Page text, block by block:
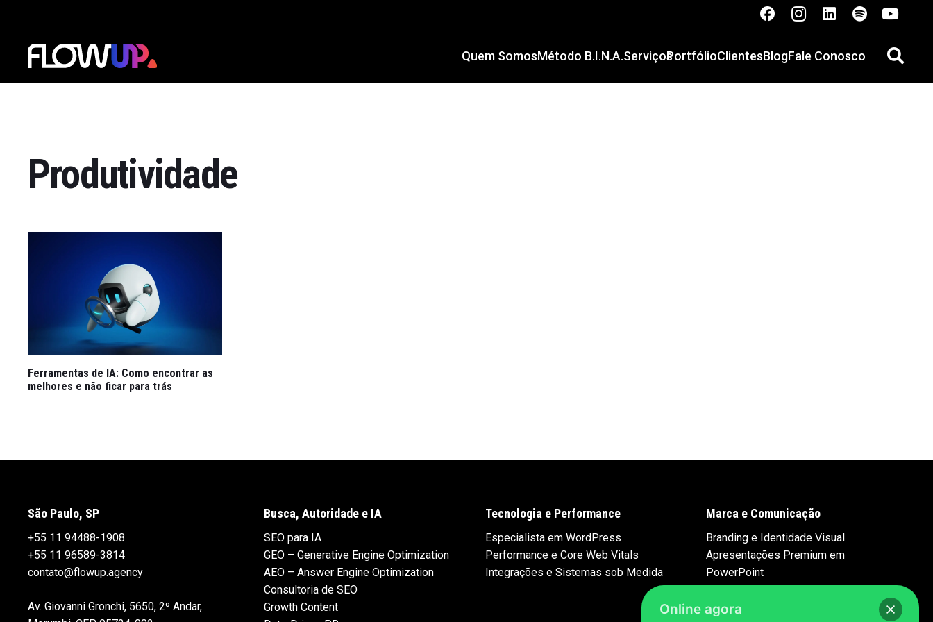
Quem SomosMétodo B.I.N.A.ServiçosPortfólioClientesBlogFale Conosco
Produtividade
Ferramentas de IA: Como encontrar as
melhores e não ficar para trás
São Paulo, SP
+55 11 94488-1908
+55 11 96589-3814
contato@flowup.agency
Av. Giovanni Gronchi, 5650, 2º Andar,
Busca, Autoridade e IA
SEO para IA
GEO – Generative Engine Optimization
AEO – Answer Engine Optimization
Consultoria de SEO
Growth Content
Tecnologia e Performance
Especialista em WordPress
Performance e Core Web Vitals
Integrações e Sistemas sob Medida
Marca e Comunicação
Branding e Identidade Visual
Apresentações Premium em
PowerPoint
Online agora